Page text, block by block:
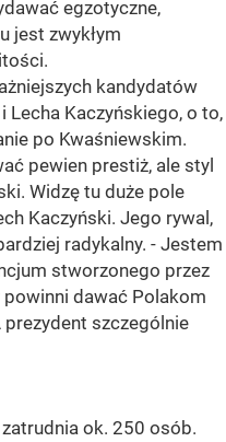
egzotyczne,
jest zwykłym
kandydatów
Lecha Kaczyńskiego, o to,
po Kwaśniewskim.
pewien prestiż, ale styl
Widzę tu duże pole
Kaczyński. Jego rywal,
radykalny. - Jestem
stworzonego przez
powinni dawać Polakom
szczególnie
ok. 250 osób.